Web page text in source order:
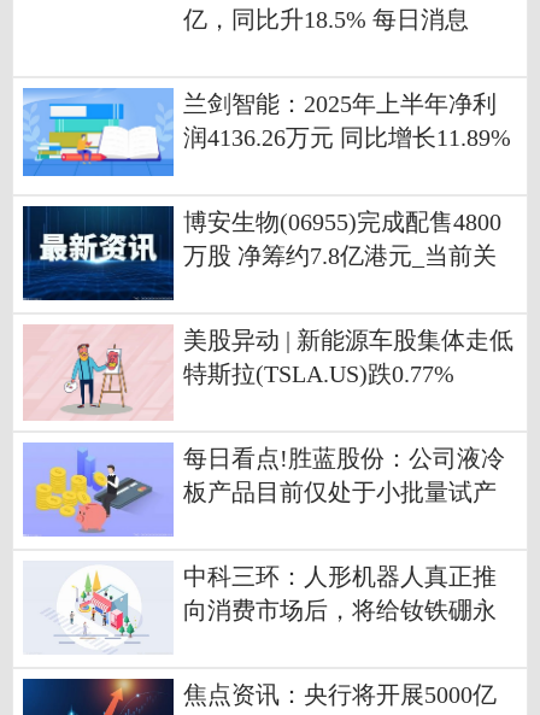
亿，同比升18.5% 每日消息
兰剑智能：2025年上半年净利
润4136.26万元 同比增长11.89%
博安生物(06955)完成配售4800
万股 净筹约7.8亿港元_当前关
美股异动 | 新能源车股集体走低
特斯拉(TSLA.US)跌0.77%
每日看点!胜蓝股份：公司液冷
板产品目前仅处于小批量试产
中科三环：人形机器人真正推
向消费市场后，将给钕铁硼永
响
焦点资讯：央行将开展5000亿